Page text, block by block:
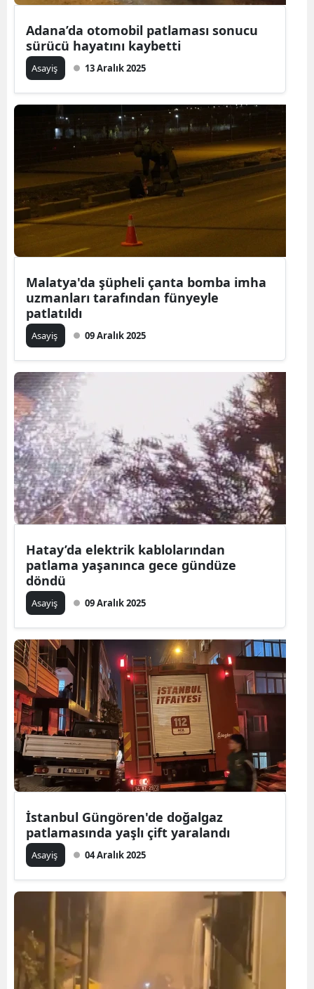
Adana’da otomobil patlaması sonucu
sürücü hayatını kaybetti
Asayiş 13 Aralık 2025
Malatya'da şüpheli çanta bomba imha
uzmanları tarafından fünyeyle
patlatıldı
Asayiş 09 Aralık 2025
Hatay’da elektrik kablolarından
patlama yaşanınca gece gündüze
döndü
Asayiş 09 Aralık 2025
İstanbul Güngören'de doğalgaz
patlamasında yaşlı çift yaralandı
Asayiş 04 Aralık 2025